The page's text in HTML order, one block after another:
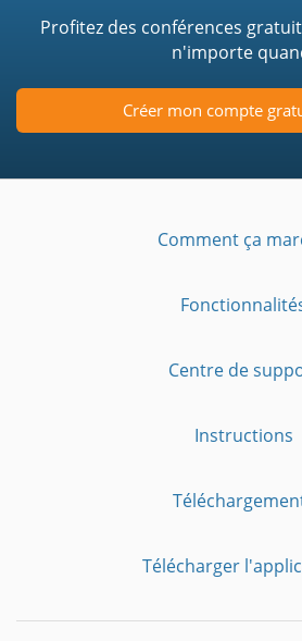
Profitez des conférences
n'importe
Créer mon compte
Comment ça
Centre de
Instructions
Télécharger